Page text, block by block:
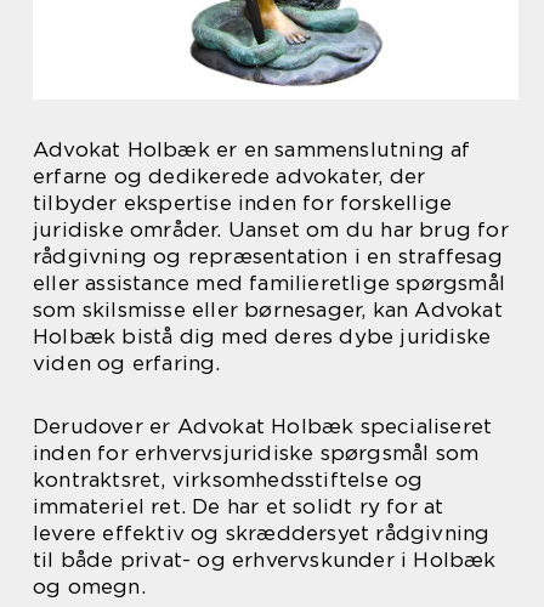
Advokat Holbæk er en sammenslutning af
erfarne og dedikerede advokater, der
tilbyder ekspertise inden for forskellige
juridiske områder. Uanset om du har brug for
rådgivning og repræsentation i en straffesag
eller assistance med familieretlige spørgsmål
som skilsmisse eller børnesager, kan Advokat
Holbæk bistå dig med deres dybe juridiske
viden og erfaring.
Derudover er Advokat Holbæk specialiseret
inden for erhvervsjuridiske spørgsmål som
kontraktsret, virksomhedsstiftelse og
immateriel ret. De har et solidt ry for at
levere effektiv og skræddersyet rådgivning
til både privat- og erhvervskunder i Holbæk
og omegn.